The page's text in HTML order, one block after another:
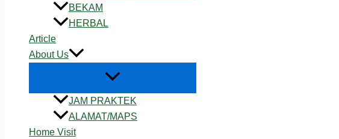
BEKAM
HERBAL
Article
About Us
JAM PRAKTEK
ALAMAT/MAPS
Home Visit